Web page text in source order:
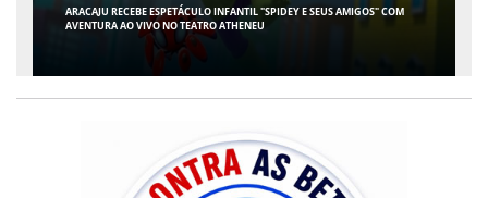
CONTABILIDADE ESPECIALIZADA PARA MÉDICOS GANHA ESPAÇO EM SERGIPE
COM ATUAÇÃO PIONEIRA DA RISSI